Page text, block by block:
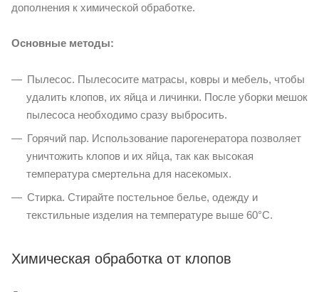
дополнения к химической обработке.
Основные методы:
Пылесос. Пылесосите матрасы, ковры и мебель, чтобы
удалить клопов, их яйца и личинки. После уборки мешок
пылесоса необходимо сразу выбросить.
Горячий пар. Использование парогенератора позволяет
уничтожить клопов и их яйца, так как высокая
температура смертельна для насекомых.
Стирка. Стирайте постельное белье, одежду и
текстильные изделия на температуре выше 60°C.
Химическая обработка от клопов